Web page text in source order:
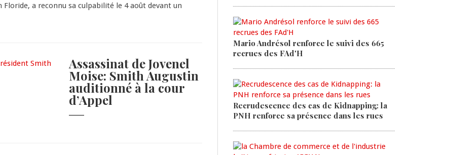
a reconnu sa culpabilité le 4 août devant un
Assassinat de Jovenel
Moise: Smith Augustin
auditionné à la cour
d’Appel
Mario Andrésol renforce le suivi des 665
recrues des FAd'H
Recrudescence des cas de Kidnapping: la
PNH renforce sa présence dans les rues